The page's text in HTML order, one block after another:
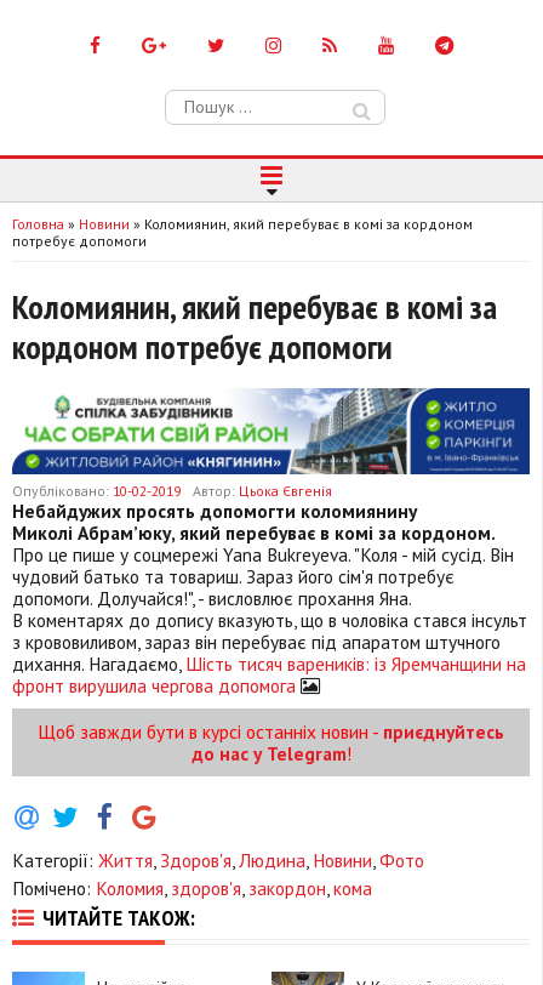
Пошук:
Головна » Новини » Коломиянин, який перебуває в комі за кордоном
потребує допомоги
Коломиянин, який перебуває в комі за
кордоном потребує допомоги
Опубліковано: 10-02-2019 Автор: Цьока Євгенія
Небайдужих просять допомогти коломиянину
Миколі Абрам’юку, який перебуває в комі за кордоном.
Про це пише у соцмережі Yana Bukreyeva. "Коля - мій сусід. Він
чудовий батько та товариш. Зараз його сім'я потребує
допомоги. Долучайся!", - висловлює прохання Яна.
В коментарях до допису вказують, що в чоловіка стався інсульт
з крововиливом, зараз він перебуває під апаратом штучного
дихання. Нагадаємо, Шість тисяч вареників: із Яремчанщини на
фронт вирушила чергова допомога
Щоб завжди бути в курсі останніх новин - приєднуйтесь
до нас у Telegram!
Категорії: Життя Здоров'я Людина Новини Фото
Помічено: Коломия здоров'я закордон кома
ЧИТАЙТЕ ТАКОЖ: